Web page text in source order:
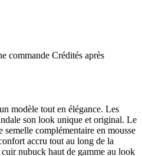
commande Crédités après
modèle tout en élégance. Les
son look unique et original. Le
complémentaire en mousse
accru tout au long de la
nubuck haut de gamme au look